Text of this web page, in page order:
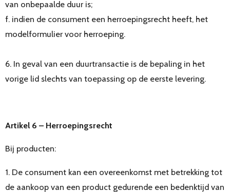
van onbepaalde duur is;
f. indien de consument een herroepingsrecht heeft, het
modelformulier voor herroeping.
6. In geval van een duurtransactie is de bepaling in het
vorige lid slechts van toepassing op de eerste levering.
Artikel 6 – Herroepingsrecht
Bij producten:
1. De consument kan een overeenkomst met betrekking tot
de aankoop van een product gedurende een bedenktijd van